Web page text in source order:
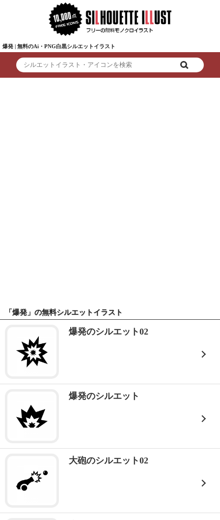
爆発 | 無料のAi・PNG白黒シルエットイラスト
「爆発」の無料シルエットイラスト
爆発のシルエット02
爆発のシルエット
大砲のシルエット02